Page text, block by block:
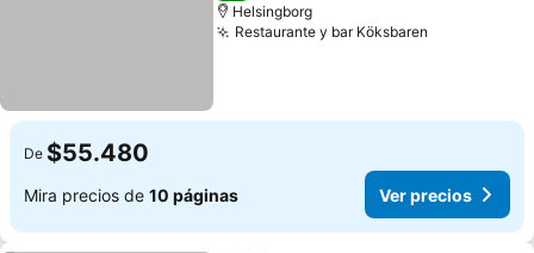
Helsingborg
Restaurante y bar Köksbaren
De $55.480
Mira precios de 10 páginas Ver precios